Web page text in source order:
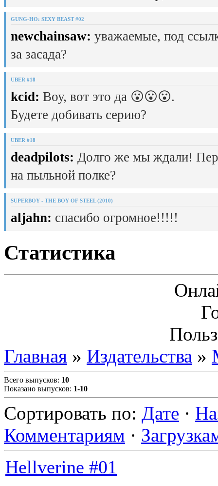
GUNG-HO: SEXY BEAST #02
newchainsaw: уважаемые, под
за засада?
UBER #18
kcid: Воу, вот это да 😮😮😮.
Будете добивать серию?
UBER #18
deadpilots: Долго же мы ждали!
на пыльной полке?
SUPERBOY - THE BOY OF STEEL (2010)
aljahn: спасибо огромное!!!!!
Статистика
Главная » Издательства »
Всего выпусков: 10
Показано выпусков: 1-10
Сортировать по: Дате ·
Комментариям ·
Hellverine #01